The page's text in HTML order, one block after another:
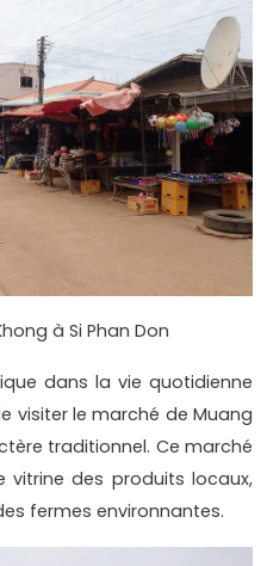
à Si Phan Don
dans la vie quotidienne
visiter le marché de Muang
traditionnel. Ce marché
vitrine des produits locaux,
fermes environnantes.